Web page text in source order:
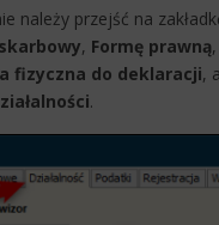
należy przejść na
, Formę prawną
fizyczna do deklaracji,
.